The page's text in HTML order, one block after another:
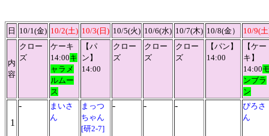
日 10/1(金) 10/2(土) 10/3(日) 10/5(火) 10/6(水) 10/7(木) 10/8(金） 10/9(
内
容
クロー
ズ
ケーキ
14:00キ
ャラメ
ルムー
ス
【パ
ン】
14:00
クロー
ズ
クロー
ズ
クロー
ズ
【パン】
14:00
【ケー
キ】
14:00
ンブラ
ン
1
-
まいさ
ん
まっつ
ちゃん
[研2-7]
- - -
ぴろさ
ん